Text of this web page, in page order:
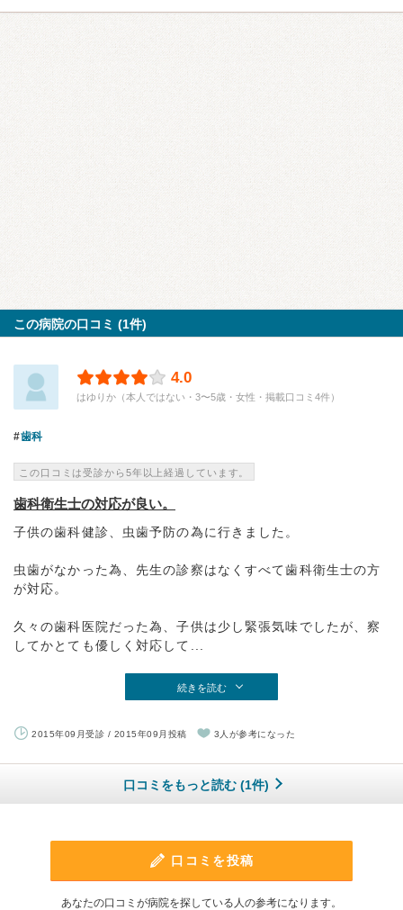
この病院の口コミ (1件)
4.0
はゆりか（本人ではない・3〜5歳・女性・掲載口コミ4件）
歯科
この口コミは受診から5年以上経過しています。
歯科衛生士の対応が良い。
子供の歯科健診、虫歯予防の為に行きました。
虫歯がなかった為、先生の診察はなくすべて歯科衛生士の方
が対応。
久々の歯科医院だった為、子供は少し緊張気味でしたが、察
してかとても優しく対応して...
続きを読む
2015年09月受診 / 2015年09月投稿 3人が参考になった
口コミをもっと読む (1件)
口コミを投稿
あなたの口コミが病院を探している人の参考になります。